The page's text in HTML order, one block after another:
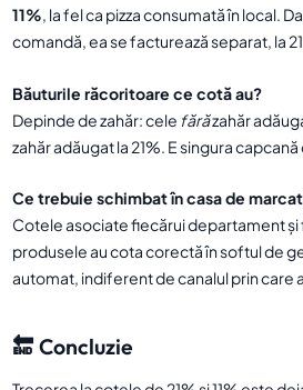
11%, la fel ca pizza consumată în local.
comandă, ea se facturează separat, la
Băuturile răcoritoare ce cotă au?
Depinde de zahăr: cele fărăzahăr
zahăr adăugat la 21%. E singura
Ce trebuie schimbat în casa de
Cotele asociate fiecărui departament și
produsele au cota corectă în softul de
automat, indiferent de canalul prin care
🔚 Concluzie